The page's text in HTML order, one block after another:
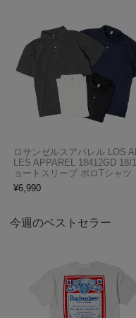
ロサンゼルスアパレル LOS
LES APPAREL 18412GD 18/
ョートスリーブ ポロTシャツ
¥6,990
今週のベストセラー